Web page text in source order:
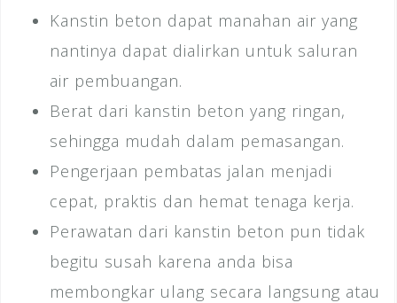
Kanstin beton dapat manahan air yang
nantinya dapat dialirkan untuk saluran
air pembuangan.
Berat dari kanstin beton yang ringan,
sehingga mudah dalam pemasangan.
Pengerjaan pembatas jalan menjadi
cepat, praktis dan hemat tenaga kerja.
Perawatan dari kanstin beton pun tidak
begitu susah karena anda bisa
membongkar ulang secara langsung atau